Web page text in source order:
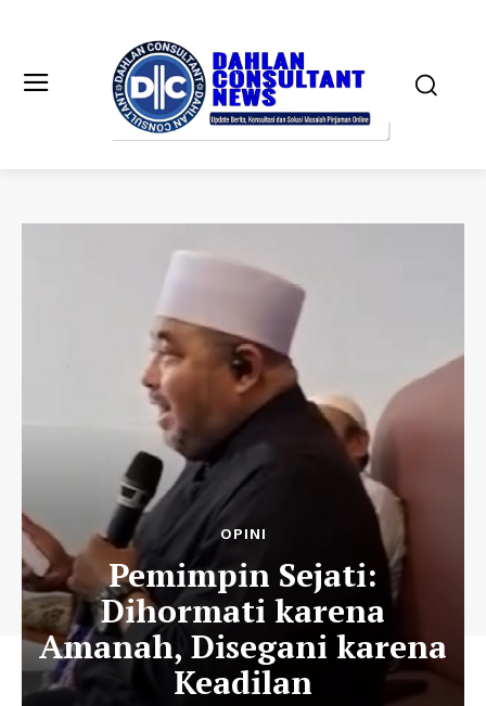
OPINI
Pemimpin Sejati:
Dihormati karena
Amanah, Disegani karena
Keadilan